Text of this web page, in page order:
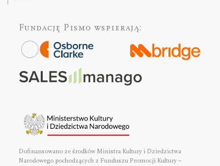
Fundację Pismo wspierają:
Dofinansowano ze środków Ministra Kultury i Dziedzictwa
Narodowego pochodzących z Funduszu Promocji Kultury –